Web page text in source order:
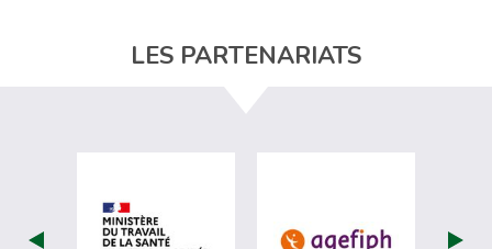
LES PARTENARIATS
visiter les site de Ministère du travail
visiter les